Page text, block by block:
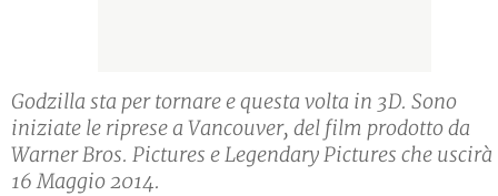
Godzilla sta per tornare e questa volta in 3D. Sono
iniziate le riprese a Vancouver, del film prodotto da
Warner Bros. Pictures e Legendary Pictures che
16 Maggio 2014.